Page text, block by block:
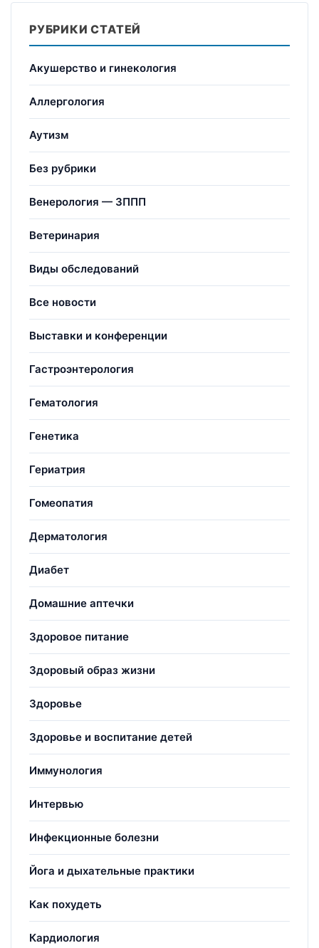
РУБРИКИ СТАТЕЙ
Акушерство и гинекология
Аллергология
Аутизм
Без рубрики
Венерология — ЗППП
Ветеринария
Виды обследований
Все новости
Выставки и конференции
Гастроэнтерология
Гематология
Генетика
Гериатрия
Гомеопатия
Дерматология
Диабет
Домашние аптечки
Здоровое питание
Здоровый образ жизни
Здоровье
Здоровье и воспитание детей
Иммунология
Интервью
Инфекционные болезни
Йога и дыхательные практики
Как похудеть
Кардиология